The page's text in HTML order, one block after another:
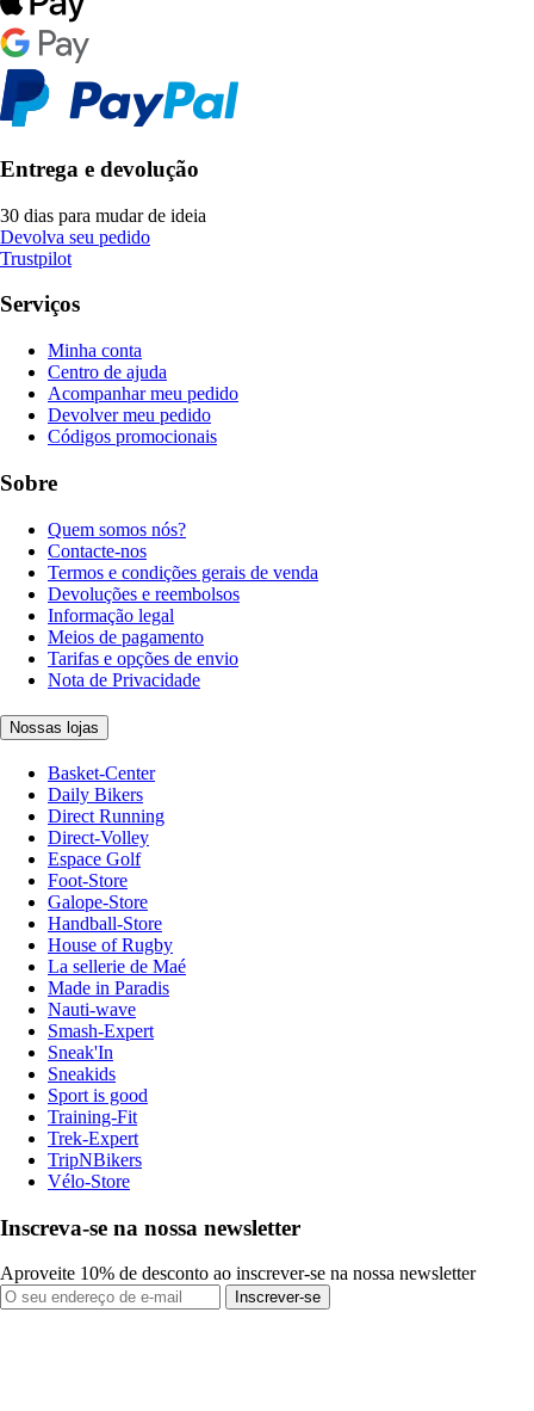
Entrega e devolução
30 dias para mudar de ideia
Devolva seu pedido
Trustpilot
Serviços
Minha conta
Centro de ajuda
Acompanhar meu pedido
Devolver meu pedido
Códigos promocionais
Sobre
Quem somos nós?
Contacte-nos
Termos e condições gerais de venda
Devoluções e reembolsos
Informação legal
Meios de pagamento
Tarifas e opções de envio
Nota de Privacidade
Nossas lojas
Basket-Center
Daily Bikers
Direct Running
Direct-Volley
Espace Golf
Foot-Store
Galope-Store
Handball-Store
House of Rugby
La sellerie de Maé
Made in Paradis
Nauti-wave
Smash-Expert
Sneak'In
Sneakids
Sport is good
Training-Fit
Trek-Expert
TripNBikers
Vélo-Store
Inscreva-se na nossa newsletter
Aproveite 10% de desconto ao inscrever-se na nossa newsletter
Inscrever-se